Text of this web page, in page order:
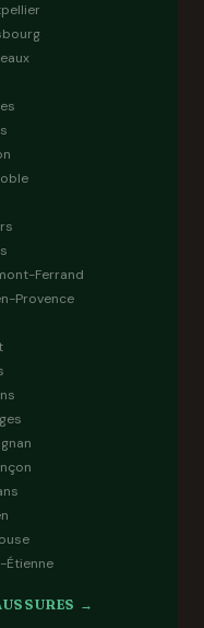
Ferrand
Provence
Étienne
→